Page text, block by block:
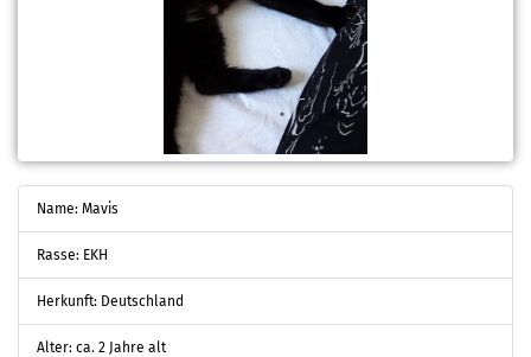
Name: Mavis
Rasse: EKH
Herkunft: Deutschland
Alter: ca. 2 Jahre alt